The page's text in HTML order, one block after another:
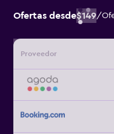
Ofertas desde$149/
Proveedor